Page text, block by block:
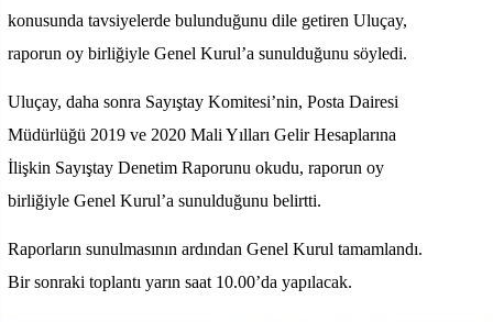
konusunda tavsiyelerde bulunduğunu dile getiren Uluçay,
raporun oy birliğiyle Genel Kurul’a sunulduğunu söyledi.
Uluçay, daha sonra Sayıştay Komitesi’nin, Posta Dairesi
Müdürlüğü 2019 ve 2020 Mali Yılları Gelir Hesaplarına
İlişkin Sayıştay Denetim Raporunu okudu, raporun oy
birliğiyle Genel Kurul’a sunulduğunu belirtti.
Raporların sunulmasının ardından Genel Kurul tamamlandı.
Bir sonraki toplantı yarın saat 10.00’da yapılacak.